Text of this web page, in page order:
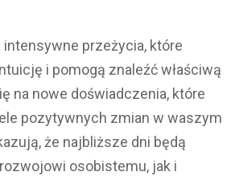
przeżycia, które
i pomogą znaleźć właściwą
na nowe doświadczenia, które
pozytywnych zmian w waszym
że najbliższe dni będą
osobistemu, jak i